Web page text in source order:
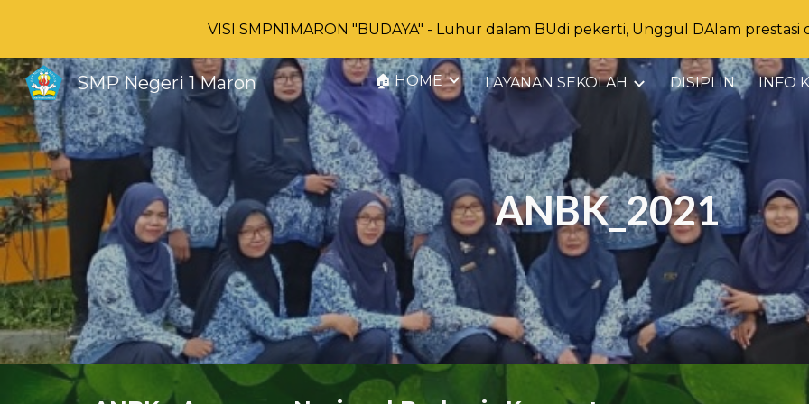
Skip to main content Skip to
VISI SMPN1MARON "BUDAYA" - Luhur dalam BUdi pekerti, Unggul DAlam
SMP Negeri 1 Maron 🏠 HOME LAYANAN SEKOLAH DISIPLIN
ANBK_2021